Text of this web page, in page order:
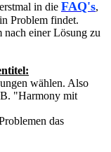
in die FAQ's,
Problem findet.
nach einer Lösung zu
wählen. Also
"Harmony mit
das